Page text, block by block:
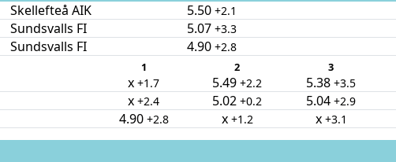
Skellefteå AIK 5.50 +2.1
Sundsvalls FI 5.07 +3.3
Sundsvalls FI 4.90 +2.8
1 2 3
x +1.7 5.49 +2.2 5.38 +3.5
x +2.4 5.02 +0.2 5.04 +2.9
4.90 +2.8 x +1.2 x +3.1